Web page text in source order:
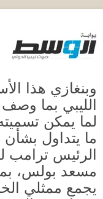
وبنغازي هذا
الليبي بما وصف
لما يمكن
ما يتداول
الرئيس ترامب
مسعد بولس،
يجمع ممثلي